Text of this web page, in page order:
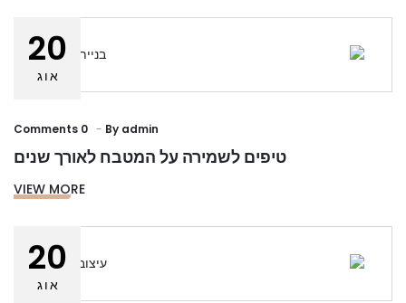
20
אוג
By admin
0 Comments
טיפים לשמירה על המטבח לאורך שנים
VIEW MORE
20
אוג